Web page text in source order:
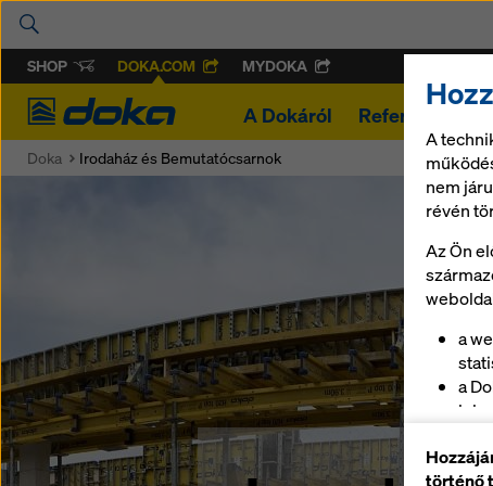
SHOP DOKA.COM MYDOKA
Doka
A Dokáról Referenciák
Doka Irodaház és Bemutatócsarnok
A
nem
révén
Az Ön
a
a
történő